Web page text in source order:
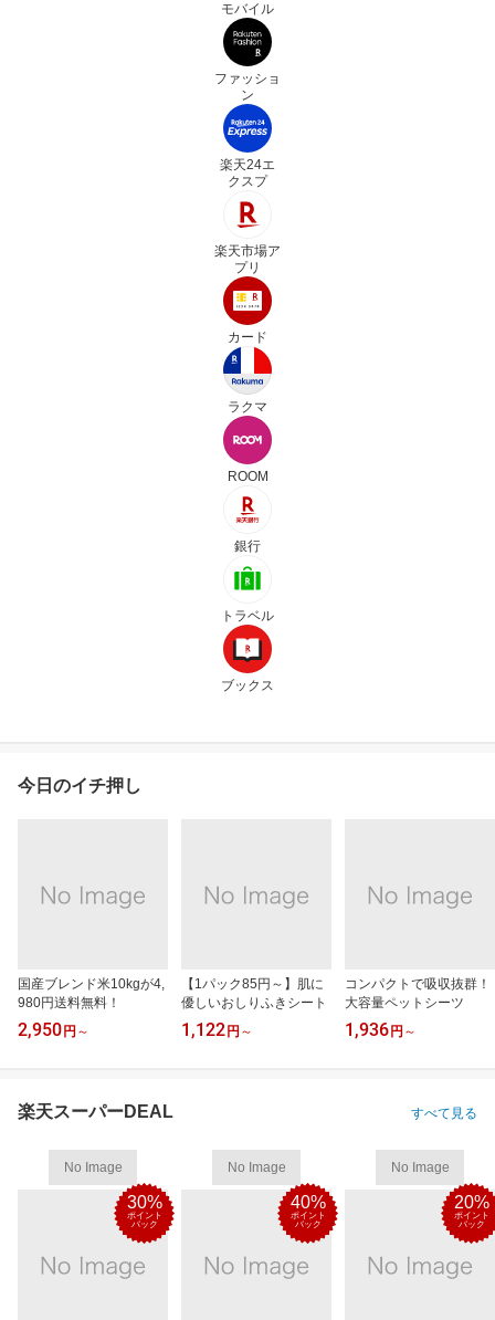
モバイル
ファッショ
ン
楽天24エ
クスプ
楽天市場ア
プリ
カード
ラクマ
ROOM
銀行
トラベル
ブックス
今日のイチ押し
国産ブレンド米10kgが4,
980円送料無料！
2,950 円 ～
【1パック85円～】肌に
優しいおしりふきシート
1,122 円 ～
コンパクトで吸収抜群！
大容量ペットシーツ
1,936 円 ～
楽天スーパーDEAL すべて見る
No Image
30%
ポイント
バック
No Image
40%
ポイント
バック
No Image
20%
ポイント
バック